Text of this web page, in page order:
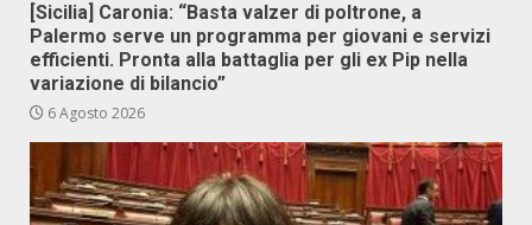
[Sicilia] Caronia: “Basta valzer di poltrone, a
Palermo serve un programma per giovani e servizi
efficienti. Pronta alla battaglia per gli ex Pip nella
variazione di bilancio”
6 Agosto 2026